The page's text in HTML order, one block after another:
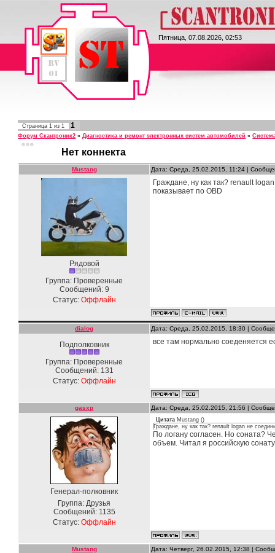
Пятница, 07.08.2026, 02:53
Страница1 из1 1
Форум Скантроник2 » Диагностика и ремонт электронных систем автомобилей »
Нет коннекта
Mustang Дата: Среда, 25.02.2015, 11:24 |
Рядовой
Группа: Проверенные
Сообщений: 9
Статус: Оффлайн
Граждане, ну как так? renault
показывает по OBD
dialog Дата: Среда, 25.02.2015, 18:30 |
Подполковник
Группа: Проверенные
Сообщений: 131
Статус: Оффлайн
все там нормально соеденяется
gasxp Дата: Среда, 25.02.2015, 21:56 |
Генерал-полковник
Группа: Друзья
Сообщений: 1135
Статус: Оффлайн
Цитата Mustang ()
Граждане, ну как так? renault logan не
По логану согласен. Но соната?
объем. Читал я российскую
Mustang Дата: Четверг, 26.02.2015, 12:38 |